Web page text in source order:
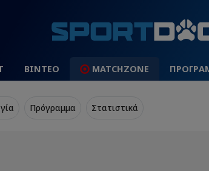
ΒΙΝΤΕΟ MATCHZONE
Πρόγραμμα Στατιστικά